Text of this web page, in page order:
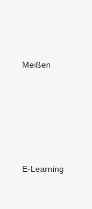
Meißen
E-Learning